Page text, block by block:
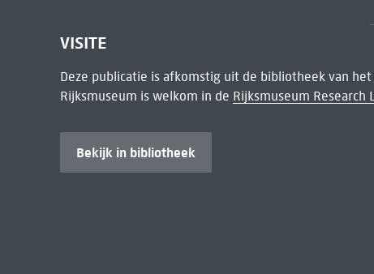
VISITE
Deze publicatie is afkomstig uit de bibliotheek van
Rijksmuseum is welkom in de Rijksmuseum Research
Bekijk in bibliotheek